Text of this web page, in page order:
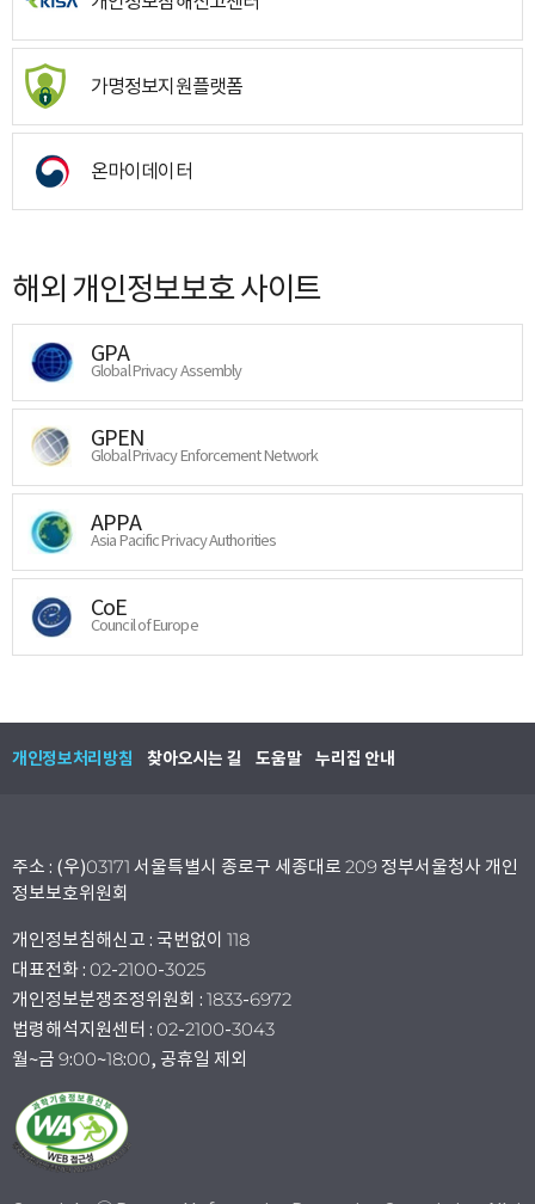
가명정보지원플랫폼
온마이데이터
해외 개인정보보호 사이트
GPA
Global Privacy Assembly
GPEN
Global Privacy Enforcement Network
APPA
Asia Pacific Privacy Authorities
CoE
Council of Europe
개인정보처리방침 찾아오시는 길 도움말 누리집 안내
주소 : (우)03171 서울특별시 종로구 세종대로 209 정부서울청사 개인
정보보호위원회
개인정보침해신고 : 국번없이 118
대표전화 : 02-2100-3025
개인정보분쟁조정위원회 : 1833-6972
법령해석지원센터 : 02-2100-3043
월~금 9:00~18:00, 공휴일 제외